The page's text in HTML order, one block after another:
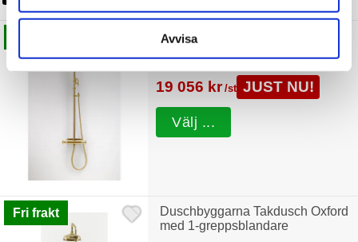
Avvisa
Duschbyggarna Takdusch Oxford
19 056 kr /st JUST NU!
Välj ...
Fri frakt
Duschbyggarna Takdusch Oxford
med 1-greppsblandare